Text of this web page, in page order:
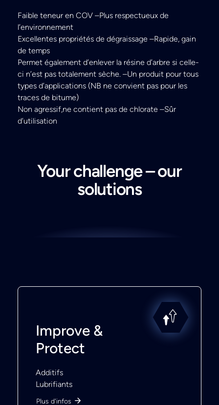
Faible teneur en COV –Plus respectueux de
l’environnement
Excellentes propriétés de dégraissage –Rapide, gain
de temps
Permet également d’enlever la résine d’arbre si celle-
ci n’est pas totalement sèche. –Un produit pour tous
types d’applications (NB ne convient pas pour les
traces de bitume)
Non agressif,ne contient pas de chlorate –Sûr
d’utilisation
Your challenge – our
solutions
Improve &
Protect
Additifs
Lubrifiants
Plus d'infos